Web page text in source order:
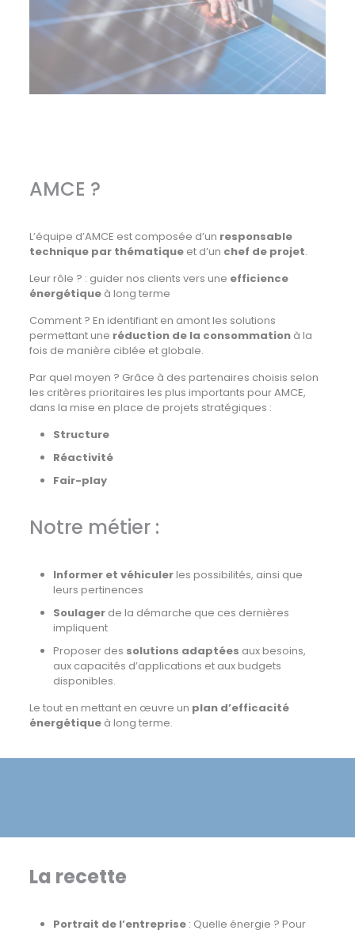
AMCE ?
L’équipe d’AMCE est composée d’un responsable
technique par thématiqueet d’un chef de projet.
Leur rôle ? : guider nos clients vers une efficience
énergétiqueà long terme
Comment ? En identifiant en amont les solutions
permettant une réduction de la consommationà la
fois de manière ciblée et globale.
Par quel moyen ? Grâce à des partenaires choisis selon
les critères prioritaires les plus importants pour AMCE,
dans la mise en place de projets stratégiques :
Structure
Réactivité
Fair-play
Notre métier :
Informer et véhiculerles possibilités, ainsi que
leurs pertinences
Soulagerde la démarche que ces dernières
impliquent
Proposer des solutions adaptées aux besoins,
aux capacités d’applications et aux budgets
disponibles.
Le tout en mettant en œuvre un plan d’efficacité
énergétiqueà long terme.
La recette
Portrait de l’entreprise: Quelle énergie ? Pour